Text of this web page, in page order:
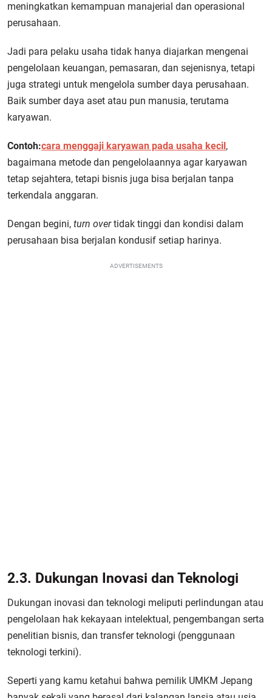
meningkatkan kemampuan manajerial dan operasional
perusahaan.
Jadi para pelaku usaha tidak hanya diajarkan mengenai
pengelolaan keuangan, pemasaran, dan sejenisnya, tetapi
juga strategi untuk mengelola sumber daya perusahaan.
Baik sumber daya aset atau pun manusia, terutama
karyawan.
Contoh:cara menggaji karyawan pada usaha kecil ,
bagaimana metode dan pengelolaannya agar karyawan
tetap sejahtera, tetapi bisnis juga bisa berjalan tanpa
terkendala anggaran.
Dengan begini, turn overtidak tinggi dan kondisi dalam
perusahaan bisa berjalan kondusif setiap harinya.
ADVERTISEMENTS
2.3. Dukungan Inovasi dan Teknologi
Dukungan inovasi dan teknologi meliputi perlindungan atau
pengelolaan hak kekayaan intelektual, pengembangan serta
penelitian bisnis, dan transfer teknologi (penggunaan
teknologi terkini).
Seperti yang kamu ketahui bahwa pemilik UMKM Jepang